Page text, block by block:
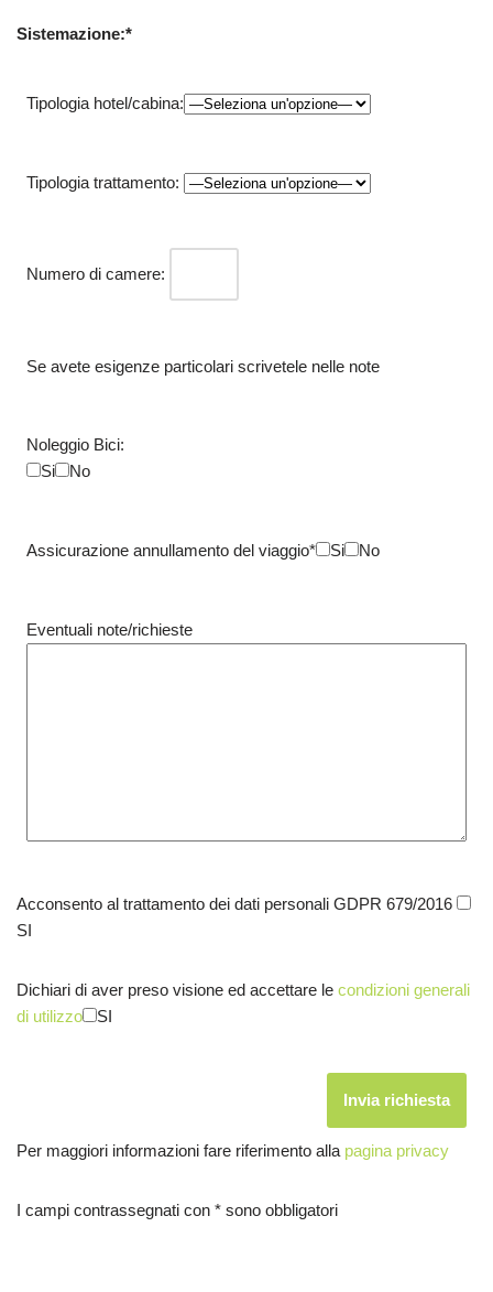
Sistemazione:*
Tipologia hotel/cabina:
Tipologia trattamento:
Numero di camere:
Se avete esigenze particolari scrivetele nelle note
Noleggio Bici:
Si
No
Assicurazione annullamento del viaggio* Si No
Eventuali note/richieste
Acconsento al trattamento dei dati personali GDPR 679/2016
SI
Dichiari di aver preso visione ed accettare le condizioni generali
di utilizzo
SI
Per maggiori informazioni fare riferimento alla pagina privacy
I campi contrassegnati con * sono obbligatori